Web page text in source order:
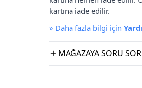
kartına iade edilir.
» Daha fazla bilgi için
MAĞAZAYA SORU SOR